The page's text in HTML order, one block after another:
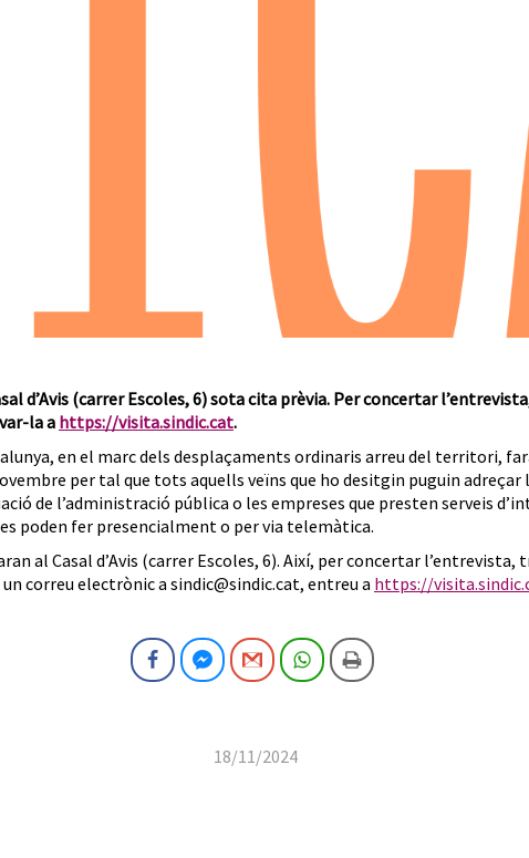
d’Avis (carrer Escoles, 6) sota cita prèvia. Per concertar
la ahttps://visita.sindic.cat.
en el marc dels desplaçaments ordinaris arreu del territori,
per tal que tots aquells veïns que ho desitgin puguin adreçar
de l’administració pública o les empreses que presten serveis
poden fer presencialment o per via telemàtica.
al Casal d’Avis (carrer Escoles, 6). Així, per concertar
correu electrònic a sindic@sindic.cat, entreu a https://
FacebookFacebook Messenger
Gmail WhatsAppImprimeix
18/11/2024